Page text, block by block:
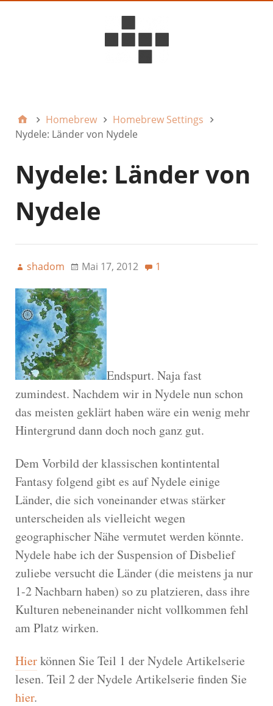
Homebrew
Homebrew Settings
Nydele: Länder von Nydele
Nydele: Länder von
Nydele
shadom Mai 17, 2012 1
Endspurt. Naja fast
zumindest. Nachdem wir in Nydele nun schon
das meisten geklärt haben wäre ein wenig mehr
Hintergrund dann doch noch ganz gut.
Dem Vorbild der klassischen kontintental
Fantasy folgend gibt es auf Nydele einige
Länder, die sich voneinander etwas stärker
unterscheiden als vielleicht wegen
geographischer Nähe vermutet werden könnte.
Nydele habe ich der Suspension of Disbelief
zuliebe versucht die Länder (die meistens ja nur
1-2 Nachbarn haben) so zu platzieren, dass ihre
Kulturen nebeneinander nicht vollkommen fehl
am Platz wirken.
Hierkönnen Sie Teil 1 der Nydele Artikelserie
lesen. Teil 2 der Nydele Artikelserie finden Sie
hier.